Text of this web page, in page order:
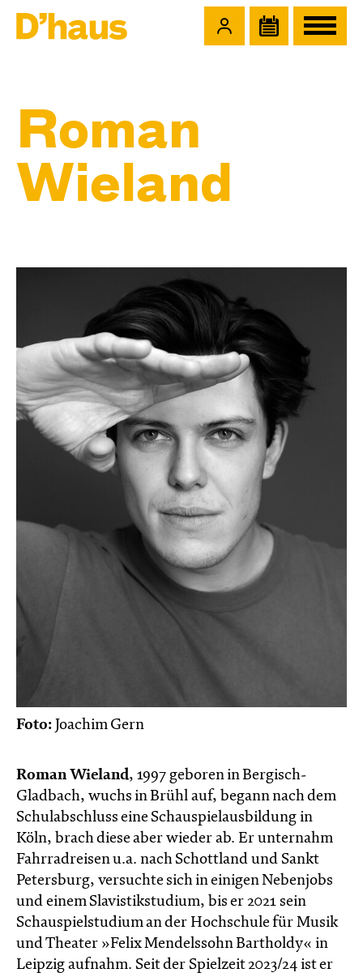
Roman
Wieland
Foto: Joachim Gern
Roman Wieland, 1997 geboren in Bergisch-
Gladbach, wuchs in Brühl auf, begann nach dem
Schulabschluss eine Schauspielausbildung in
Köln, brach diese aber wieder ab. Er unternahm
Fahrradreisen u.a. nach Schottland und Sankt
Petersburg, versuchte sich in einigen Nebenjobs
und einem Slavistikstudium, bis er 2021 sein
Schauspielstudium an der Hochschule für Musik
und Theater »Felix Mendelssohn Bartholdy« in
Leipzig aufnahm. Seit der Spielzeit 2023/24 ist er